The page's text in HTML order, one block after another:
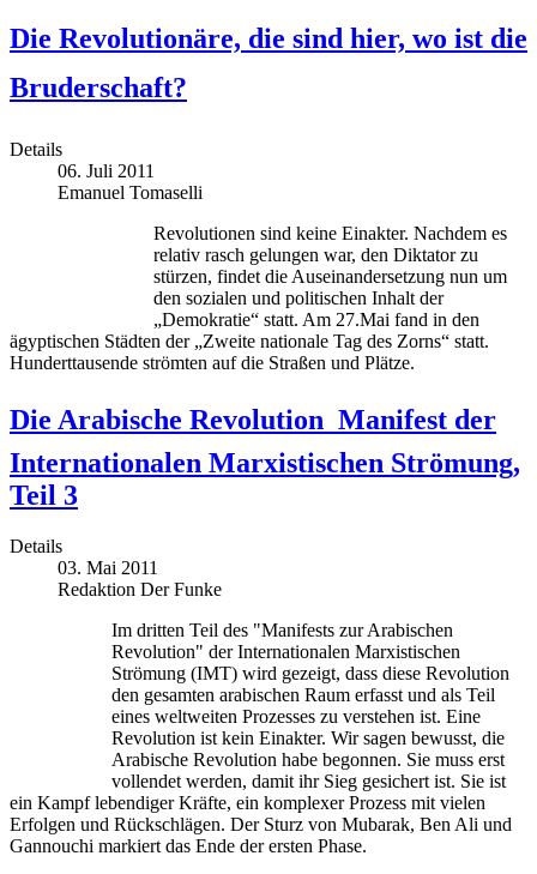
Die Revolutionäre, die sind hier, wo ist die
Bruderschaft?
Details
06. Juli 2011
Emanuel Tomaselli
Revolutionen sind keine Einakter. Nachdem es
relativ rasch gelungen war, den Diktator zu
stürzen, findet die Auseinandersetzung nun um
den sozialen und politischen Inhalt der
„Demokratie“ statt. Am 27.Mai fand in den
ägyptischen Städten der „Zweite nationale Tag des Zorns“ statt.
Hunderttausende strömten auf die Straßen und Plätze.
Die Arabische Revolution  Manifest der
Internationalen Marxistischen Strömung,
Teil 3
Details
03. Mai 2011
Redaktion Der Funke
Im dritten Teil des "Manifests zur Arabischen
Revolution" der Internationalen Marxistischen
Strömung (IMT) wird gezeigt, dass diese Revolution
den gesamten arabischen Raum erfasst und als Teil
eines weltweiten Prozesses zu verstehen ist. Eine
Revolution ist kein Einakter. Wir sagen bewusst, die
Arabische Revolution habe begonnen. Sie muss erst
vollendet werden, damit ihr Sieg gesichert ist. Sie ist
ein Kampf lebendiger Kräfte, ein komplexer Prozess mit vielen
Erfolgen und Rückschlägen. Der Sturz von Mubarak, Ben Ali und
Gannouchi markiert das Ende der ersten Phase.